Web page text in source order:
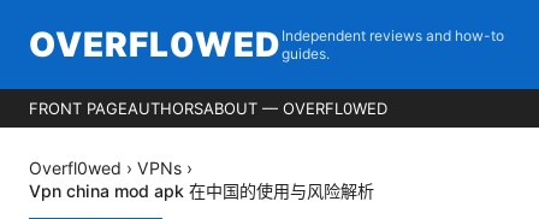
OVERFL0WED Independent reviews and how-to
guides.
FRONT PAGEAUTHORSABOUT — OVERFL0WED
Overfl0wed › VPNs ›
Vpn china mod apk 在中国的使用与风险解析